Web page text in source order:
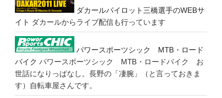
ダカールパイロット三橋選手のWEBサ
イト ダカールからライブ配信も行っています
パワースポーツシック MTB・ロード
バイク パワースポーツシック MTB・ロードバイク お
世話になりっぱなし。長野の「凄腕」（と言っておきま
す）自転車屋さんです。